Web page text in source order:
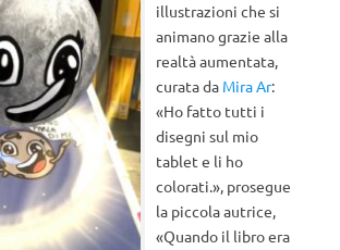
illustrazioni che si
animano grazie alla
realtà aumentata,
curata da Mira Ar:
«Ho fatto tutti i
disegni sul mio
tablet e li ho
colorati.», prosegue
la piccola autrice,
«Quando il libro era